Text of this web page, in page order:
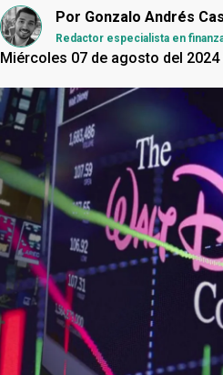
Por Gonzalo Andrés
Redactor especialista en
Miércoles 07 de agosto del 2024